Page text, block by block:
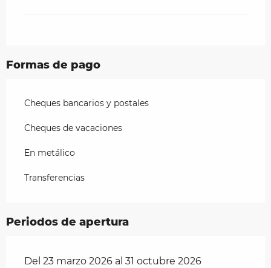
Formas de pago
Cheques bancarios y postales
Cheques de vacaciones
En metálico
Transferencias
Periodos de apertura
Del 23 marzo 2026 al 31 octubre 2026